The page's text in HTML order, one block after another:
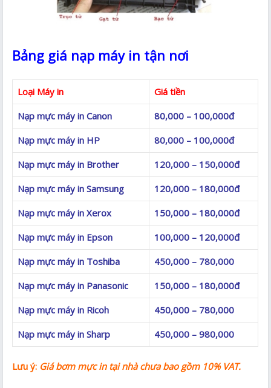
Bảng giá nạp máy in tận nơi
Loại Máy in
Giá tiền
Nạp mực máy in Canon
80,000 – 100,000đ
Nạp mực máy in HP
80,000 – 100,000đ
Nạp mực máy in Brother
120,000 – 150,000đ
Nạp mực máy in Samsung
120,000 – 180,000đ
Nạp mực máy in Xerox
150,000 – 180,000đ
Nạp mực máy in Epson
100,000 – 120,000đ
Nạp mực máy in Toshiba
450,000 – 780,000
Nạp mực máy in Panasonic
150,000 – 180,000đ
Nạp mực máy in Ricoh
450,000 – 780,000
Nạp mực máy in Sharp
450,000 – 980,000
Lưu ý: Giá bơm mực intại nhàchưa bao gồm 10% VAT.